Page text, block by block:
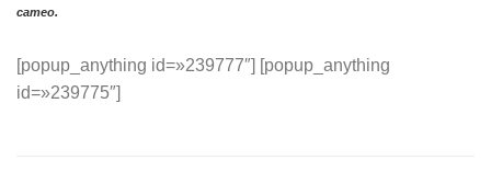
cameo.
[popup_anything id=»239777″] [popup_anything
id=»239775″]